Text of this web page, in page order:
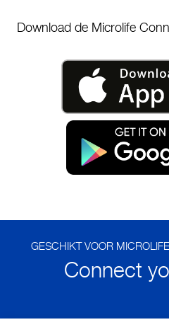
Download de Microlife
GESCHIKT VOOR
Connect